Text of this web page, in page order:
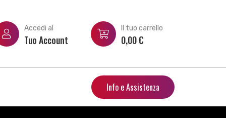
Accedi al
Tuo Account
Il tuo carrello
0,00€
Info e Assistenza